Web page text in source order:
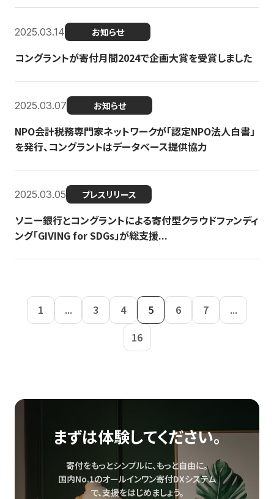
2025.03.14 お知らせ
コングラントが寄付月間2024で企画大賞を受賞しました
2025.03.07 お知らせ
NPO会計税務専門家ネットワークが「認定NPO法人白書」
を発行、コングラントはデータベース提供協力
2025.03.05 プレスリリース
ソニー銀行とコングラントによる寄付型クラウドファンディ
ング「GIVING for SDGs」が総支援...
1 ... 3 4 5 6 7
...
16
まずは体験してください。
寄付をもっとシンプルに、もっと自由に。
国内No.1のオールインワン寄付DXシステム
で、支援をはじめましょう。